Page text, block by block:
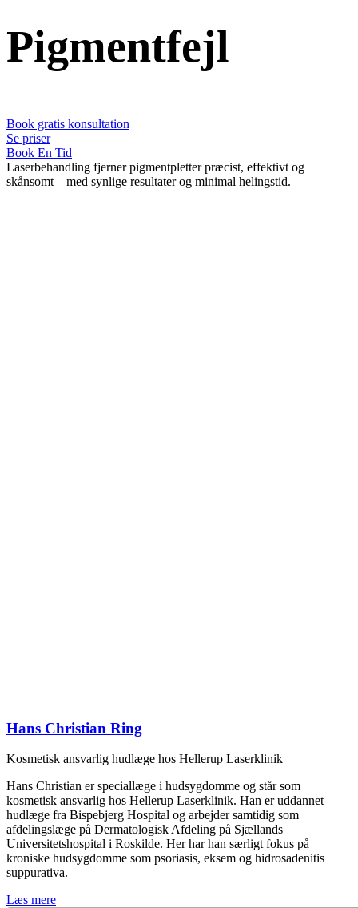
Pigmentfejl
Book gratis konsultation
Se priser
Book En Tid
Laserbehandling fjerner pigmentpletter præcist, effektivt og
skånsomt – med synlige resultater og minimal helingstid.
Hans Christian Ring
Kosmetisk ansvarlig hudlæge hos Hellerup Laserklinik
Hans Christian er speciallæge i hudsygdomme og står som
kosmetisk ansvarlig hos Hellerup Laserklinik. Han er uddannet
hudlæge fra Bispebjerg Hospital og arbejder samtidig som
afdelingslæge på Dermatologisk Afdeling på Sjællands
Universitetshospital i Roskilde. Her har han særligt fokus på
kroniske hudsygdomme som psoriasis, eksem og hidrosadenitis
suppurativa.
Læs mere